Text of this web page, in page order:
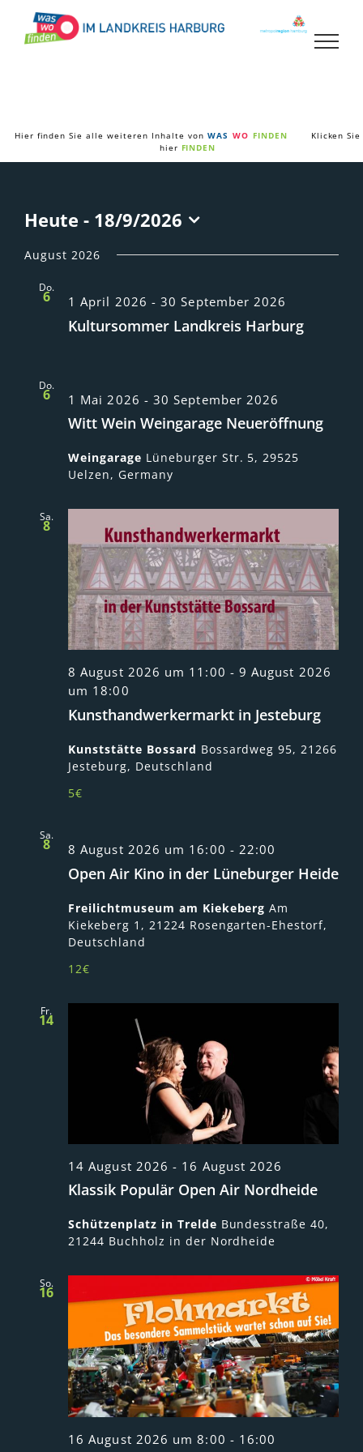
Inhalt
springen
Hier finden Sie alle weiteren Inhalte von WAS WO FINDEN
Klicken Sie
hier FINDEN
Heute - 18/9/2026
wählen.
August 2026
Do.
6 1 April 2026 -30 September 2026
Kultursommer Landkreis Harburg
Do.
6 1 Mai 2026 -30 September 2026
Witt Wein Weingarage Neueröffnung
Weingarage Lüneburger Str. 5, 29525
Uelzen, Germany
Sa.
8
8 August 2026 um 11:00 - 9 August 2026
um 18:00
Kunsthandwerkermarkt in Jesteburg
Kunststätte Bossard Bossardweg 95, 21266
Jesteburg, Deutschland
5€
Sa.
8 8 August 2026 um 16:00 - 22:00
Open Air Kino in der Lüneburger Heide
Freilichtmuseum am KiekebergAm
Kiekeberg 1, 21224 Rosengarten-Ehestorf,
Deutschland
12€
Fr.
14
14 August 2026 - 16 August 2026
Klassik Populär Open Air Nordheide
Schützenplatz in Trelde Bundesstraße 40,
21244 Buchholz in der Nordheide
So.
16
16 August 2026 um 8:00 - 16:00